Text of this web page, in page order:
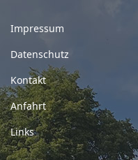
Impressum
Datenschutz
Kontakt
Anfahrt
Links